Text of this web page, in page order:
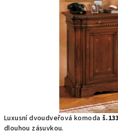
Luxusní dvoudveřová komoda
dlouhou zásuvkou.
hvězdiček.